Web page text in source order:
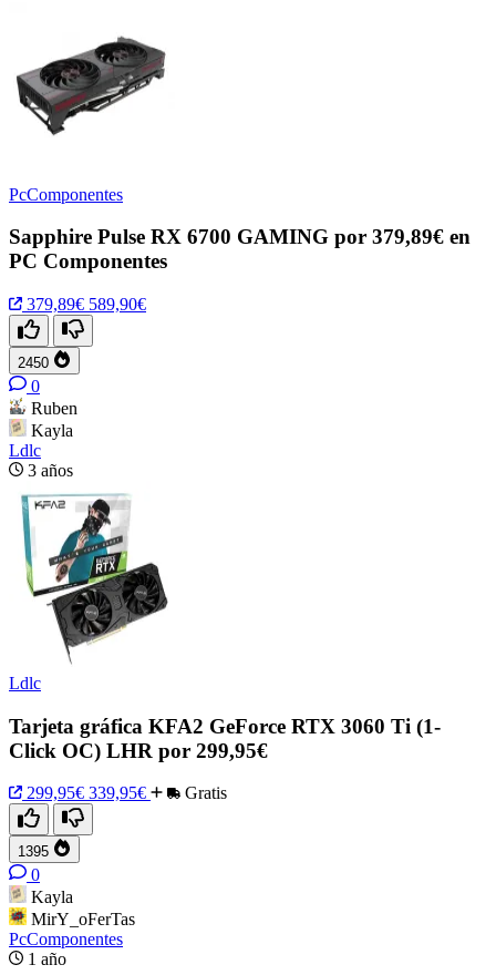
PcComponentes
Sapphire Pulse RX 6700 GAMING por 379,89€ en
PC Componentes
379,89€ 589,90€
2450
0
Ruben
Kayla
Ldlc
3 años
Ldlc
Tarjeta gráfica KFA2 GeForce RTX 3060 Ti (1-
Click OC) LHR por 299,95€
299,95€ 339,95€ Gratis
1395
0
Kayla
MirY_oFerTas
PcComponentes
1 año